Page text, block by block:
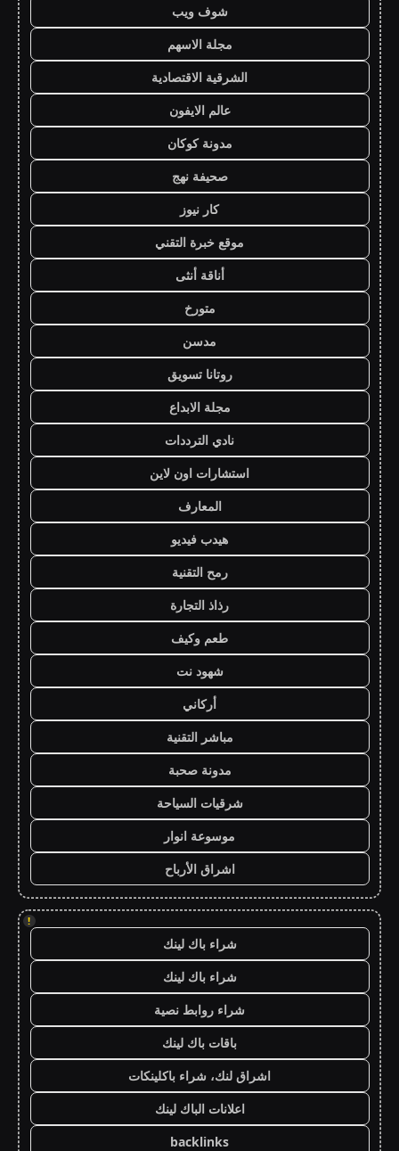
شوف ويب
مجلة الاسهم
الشرقية الاقتصادية
عالم الايفون
مدونة كوكان
صحيفة نهج
كار نيوز
موقع خبرة التقني
أناقة أنثى
متورخ
مدسن
روتانا تسويق
مجلة الابداع
نادي الترددات
استشارات اون لاين
المعارف
هيدب فيديو
رمح التقنية
رذاذ التجارة
طعم وكيف
شهود نت
أركاني
مباشر التقنية
مدونة صحبة
شرقيات السياحة
موسوعة انوار
اشراق الأرباح
!
شراء باك لينك
شراء باك لينك
شراء روابط نصية
باقات باك لينك
اشراق لنك، شراء باكلينكات
اعلانات الباك لينك
backlinks